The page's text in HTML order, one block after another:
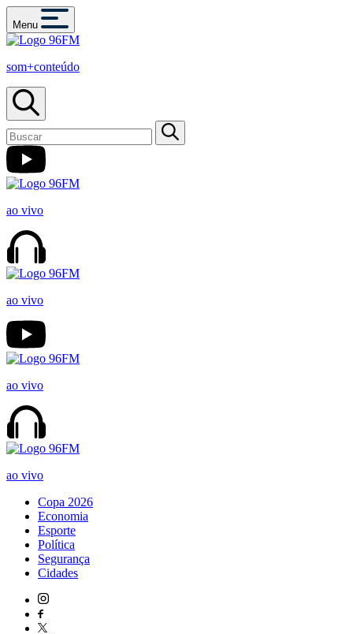
Menu
som+conteúdo
ao vivo
ao vivo
ao vivo
ao vivo
Copa 2026
Economia
Esporte
Política
Segurança
Cidades